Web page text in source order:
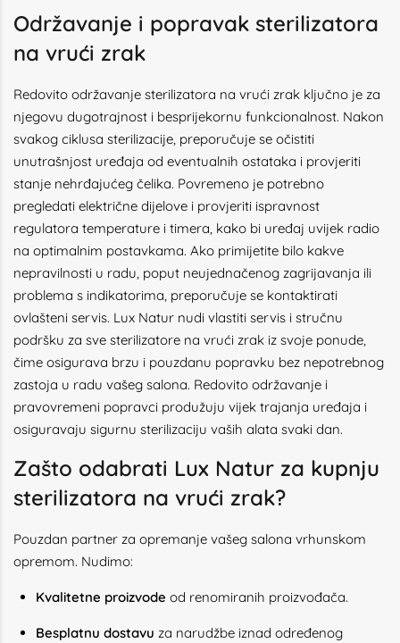
Održavanje i popravak sterilizatora
na vrući zrak
Redovito održavanje sterilizatora na vrući zrak ključno je za
njegovu dugotrajnost i besprijekornu funkcionalnost. Nakon
svakog ciklusa sterilizacije, preporučuje se očistiti
unutrašnjost uređaja od eventualnih ostataka i provjeriti
stanje nehrđajućeg čelika. Povremeno je potrebno
pregledati električne dijelove i provjeriti ispravnost
regulatora temperature i timera, kako bi uređaj uvijek radio
na optimalnim postavkama. Ako primijetite bilo kakve
nepravilnosti u radu, poput neujednačenog zagrijavanja ili
problema s indikatorima, preporučuje se kontaktirati
ovlašteni servis. Lux Natur nudi vlastiti servis i stručnu
podršku za sve sterilizatore na vrući zrak iz svoje ponude,
čime osigurava brzu i pouzdanu popravku bez nepotrebnog
zastoja u radu vašeg salona. Redovito održavanje i
pravovremeni popravci produžuju vijek trajanja uređaja i
osiguravaju sigurnu sterilizaciju vaših alata svaki dan.
Zašto odabrati Lux Natur za kupnju
sterilizatora na vrući zrak?
Pouzdan partner za opremanje vašeg salona vrhunskom
opremom. Nudimo:
Kvalitetne proizvode od renomiranih proizvođača.
Besplatnu dostavu za narudžbe iznad određenog